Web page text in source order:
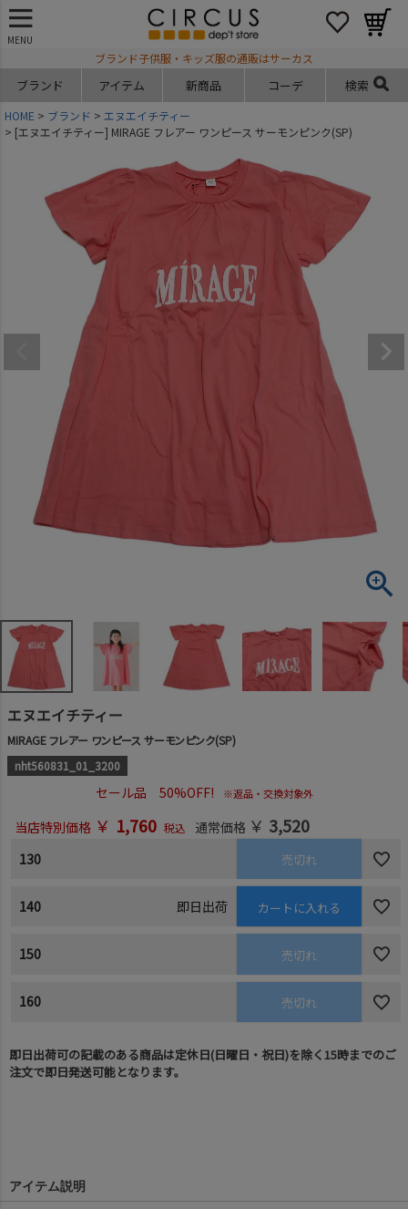
MENU
ブランド子供服・キッズ服の通販はサーカス
ブランド アイテム 新商品 コーデ 検索
HOME ブランド
エヌエイチティー
[エヌエイチティー] MIRAGE フレアー ワンピース サーモンピンク(SP)
エヌエイチティー
MIRAGE フレアー ワンピース サーモンピンク(SP)
nht560831_01_3200
セール品 50%OFF! ※返品・交換対象外
当店特別価格 ￥ 1,760 税込 通常価格 ￥ 3,520
130 売切れ
140 即日出荷 カートに入れる
150 売切れ
160 売切れ
即日出荷可の記載のある商品は定休日(日曜日・祝日)を除く15時までのご
注文で即日発送可能となります。
アイテム説明